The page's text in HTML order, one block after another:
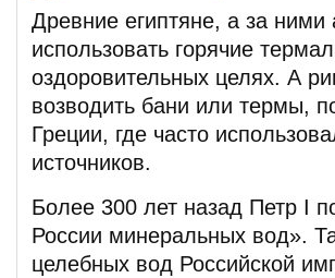
Древние египтяне, а за ними
использовать горячие
оздоровительных целях. А
возводить бани или термы,
Греции, где часто
источников.
Более 300 лет назад Петр I
России минеральных вод».
целебных вод Российской